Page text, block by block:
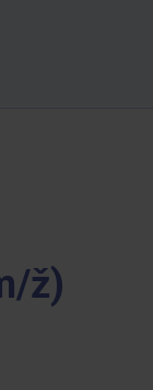
ž)